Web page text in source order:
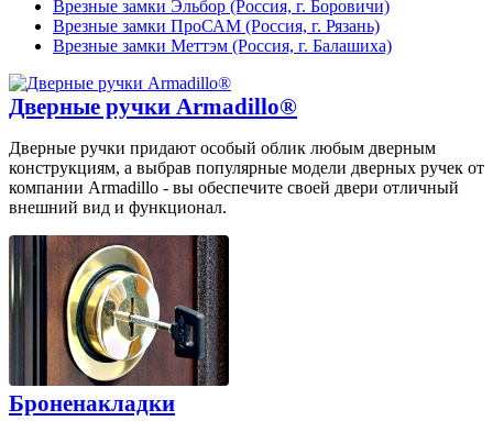
Врезные замки Эльбор (Россия, г. Боровичи)
Врезные замки ПроСАМ (Россия, г. Рязань)
Врезные замки Меттэм (Россия, г. Балашиха)
Дверные ручки Armadillo®
Дверные ручки придают особый облик любым дверным
конструкциям, а выбрав популярные модели дверных ручек от
компании Armadillo - вы обеспечите своей двери отличный
внешний вид и функционал.
Броненакладки